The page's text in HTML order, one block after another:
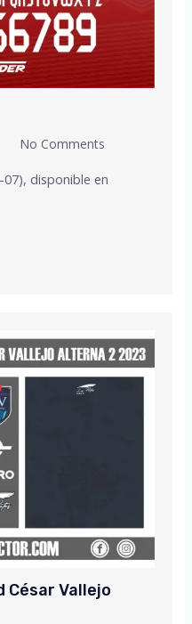
No Comments
disponible en
César Vallejo